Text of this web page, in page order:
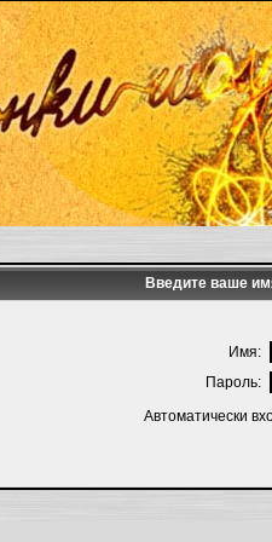
Введите ваше
Имя:
Пароль:
Автоматически